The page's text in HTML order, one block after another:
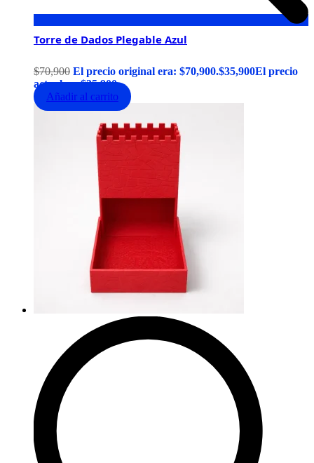
Torre de Dados Plegable Azul
$70,900 El precio original era: $70,900.$35,900El precio
actual es: $35,900.
Añadir al carrito